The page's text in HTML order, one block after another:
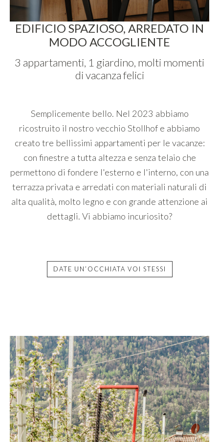
EDIFICIO SPAZIOSO, ARREDATO IN
MODO ACCOGLIENTE
3 appartamenti, 1 giardino, molti momenti
di vacanza felici
Semplicemente bello. Nel 2023 abbiamo
ricostruito il nostro vecchio Stollhof e abbiamo
creato tre bellissimi appartamenti per le vacanze:
con finestre a tutta altezza e senza telaio che
permettono di fondere l'esterno e l'interno, con una
terrazza privata e arredati con materiali naturali di
alta qualità, molto legno e con grande attenzione ai
dettagli. Vi abbiamo incuriosito?
DATE UN’OCCHIATA VOI STESSI